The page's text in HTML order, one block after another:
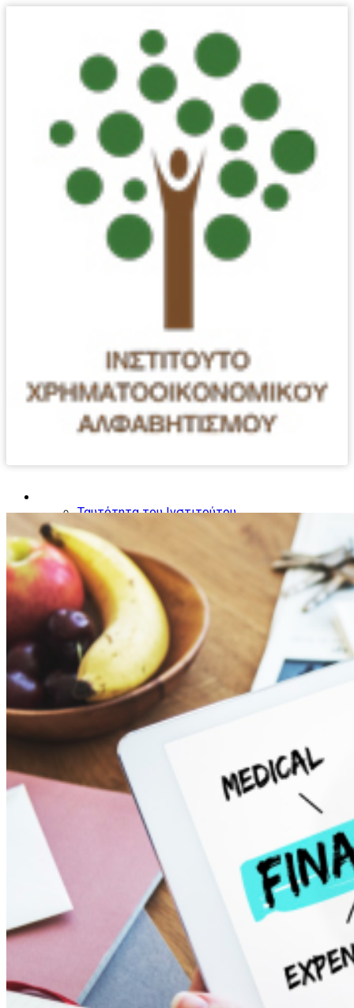
Ταυτότητα του Ινστιτούτου
Τομείς Δραστηριοποίησης
Ομάδες ενδιαφέροντος
Παιδιά
Έφηβοι
Νέοι Γονείς
Γυναίκες
Συνταξιούχοι
Μετανάστες
Ο κύκλος του χρήματος
Καταναλώνω
Αποταμιεύω
Ασφαλίζομαι
Επενδύω
Δανείζομαι
Δράσεις
Βιβλιοθήκη
ΠΏΣ ΘΑ
ΑΝΤΙΜΕΤΩΠΊΣΕΤΕ
«ΧΡΗΜΑΤΟΟΙΚΟΝΟΜΙΚΌ
ΆΓΧΟΣ»